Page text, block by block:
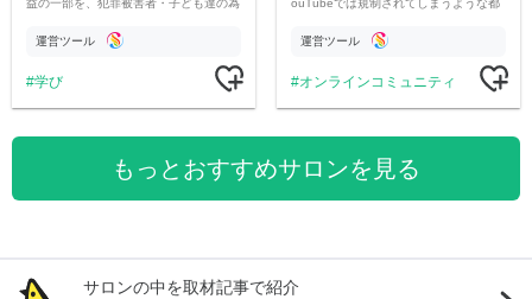
益の一部を、犯罪被害者・子ども達の為
す運営ツール
学び
ouTubeでは規制されてしまうような都
公開。
運営ツール
オンラインコミュニティ
もっとおすすめサロンを見る
サロンの中を取材記事で紹介